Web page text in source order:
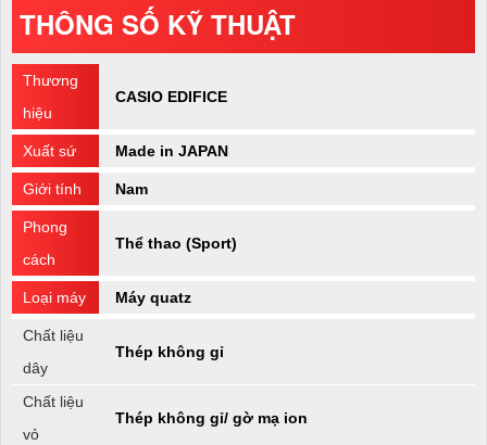
THÔNG SỐ KỸ THUẬT
Thương
hiệu
CASIO EDIFICE
Xuất sứ Made in JAPAN
Giới tính Nam
Phong
cách
Thể thao (Sport)
Loại máy Máy quatz
Chất liệu
dây
Thép không gỉ
Chất liệu
vỏ
Thép không gỉ/ gờ mạ ion